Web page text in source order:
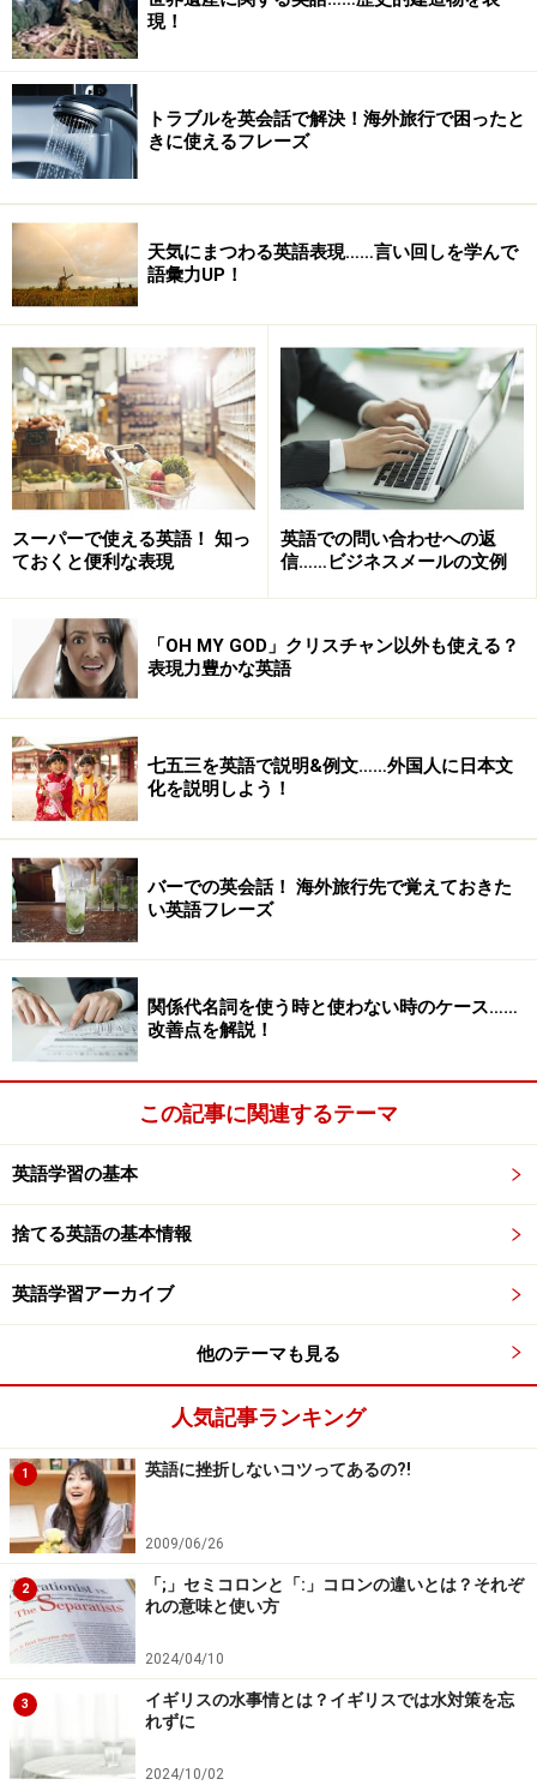
お気に入りのDVDを何度も見る
会社で翻訳を担当している渡辺香織さん、貿易会社にお勤
めの三浦麻里子さん
同じくパーティーに参加していたグウィン (Gwyn) さん、
オーストラリアから来て、日本の企業で働いています。
彼のおすすめ学習法は、お気に入りのDVDを繰り返し見
る、という方法。「最初は字幕つきでかまわないので、
普通に映画を見て内容を頭に入れる。二度目は字幕を消
して英語に集中して見る。ストーリーの流れは頭に入っ
ているので今度は英語に集中できるはず。英語のキャプ
ションが活用できればそれも使って勉強。何度も何度も
つくだけでなく、英語を口にするときのしぐさやタイミ
ングなども覚えられるので一石二鳥です。シャドーイン
グも流暢さを増すためにはいい練習方法ですよ。DVDの
画面を観ながら一緒に口を動かしてみるといいかもしれ
ませんね。」 と語ってくださいました。
集中して学習を
「英語を勉強するときは、やっぱり集中してやるのが大
事かなと思います。いくら時間をかけてもダラダラやっ
ていたら、なかなか身につきません。毎日少しの時間で
もとにかく集中して勉強する。これを続けていたら、そ
んなに長い期間を要さなくてもある程度話せるようにな
りますよ。」 と話してくださったのは、企業で翻訳の仕
で、インターネットでこのパーティーを知り参加しまし
た、と話してくださいました。
英語を話すアウトプットの場所を探す
会社員の川上聡子さん(左側）と学生の石川めぐみさん（右
側）
「以前、オーストラリアに一週間行ったことがあるので
すが、英語がうまくしゃべれなくかったのがとても悔し
かったんです。留学はしたいけれどお金がかかるし、日
本にいながらにしても、あまりお金をかけずに何とか話
せるようになる方法はないものかな、と今日のパーティ
ーに参加してみました。お友達ができるといいなと思い
ます。英語を話すのはあんまり自信なくてドキドキなん
ですけれど……。」 と話していた石川めぐみさん。
現！
トラブルを英会話で解決！海外旅行で困ったと
きに使えるフレーズ
天気にまつわる英語表現……言い回しを学んで
語彙力UP！
スーパーで使える英語！ 知っ
ておくと便利な表現
英語での問い合わせへの返
信……ビジネスメールの文例
「OH MY GOD」クリスチャン以外も使える？
表現力豊かな英語
七五三を英語で説明&例文……外国人に日本文
化を説明しよう！
バーでの英会話！ 海外旅行先で覚えておきた
い英語フレーズ
関係代名詞を使う時と使わない時のケース……
改善点を解説！
この記事に関連するテーマ
英語学習の基本
捨てる英語の基本情報
英語学習アーカイブ
他のテーマも見る
人気記事ランキング
1 英語に挫折しないコツってあるの?!
2009/06/26
2
「;」セミコロンと「:」コロンの違いとは？それぞ
れの意味と使い方
2024/04/10
3
イギリスの水事情とは？イギリスでは水対策を忘
れずに
2024/10/02